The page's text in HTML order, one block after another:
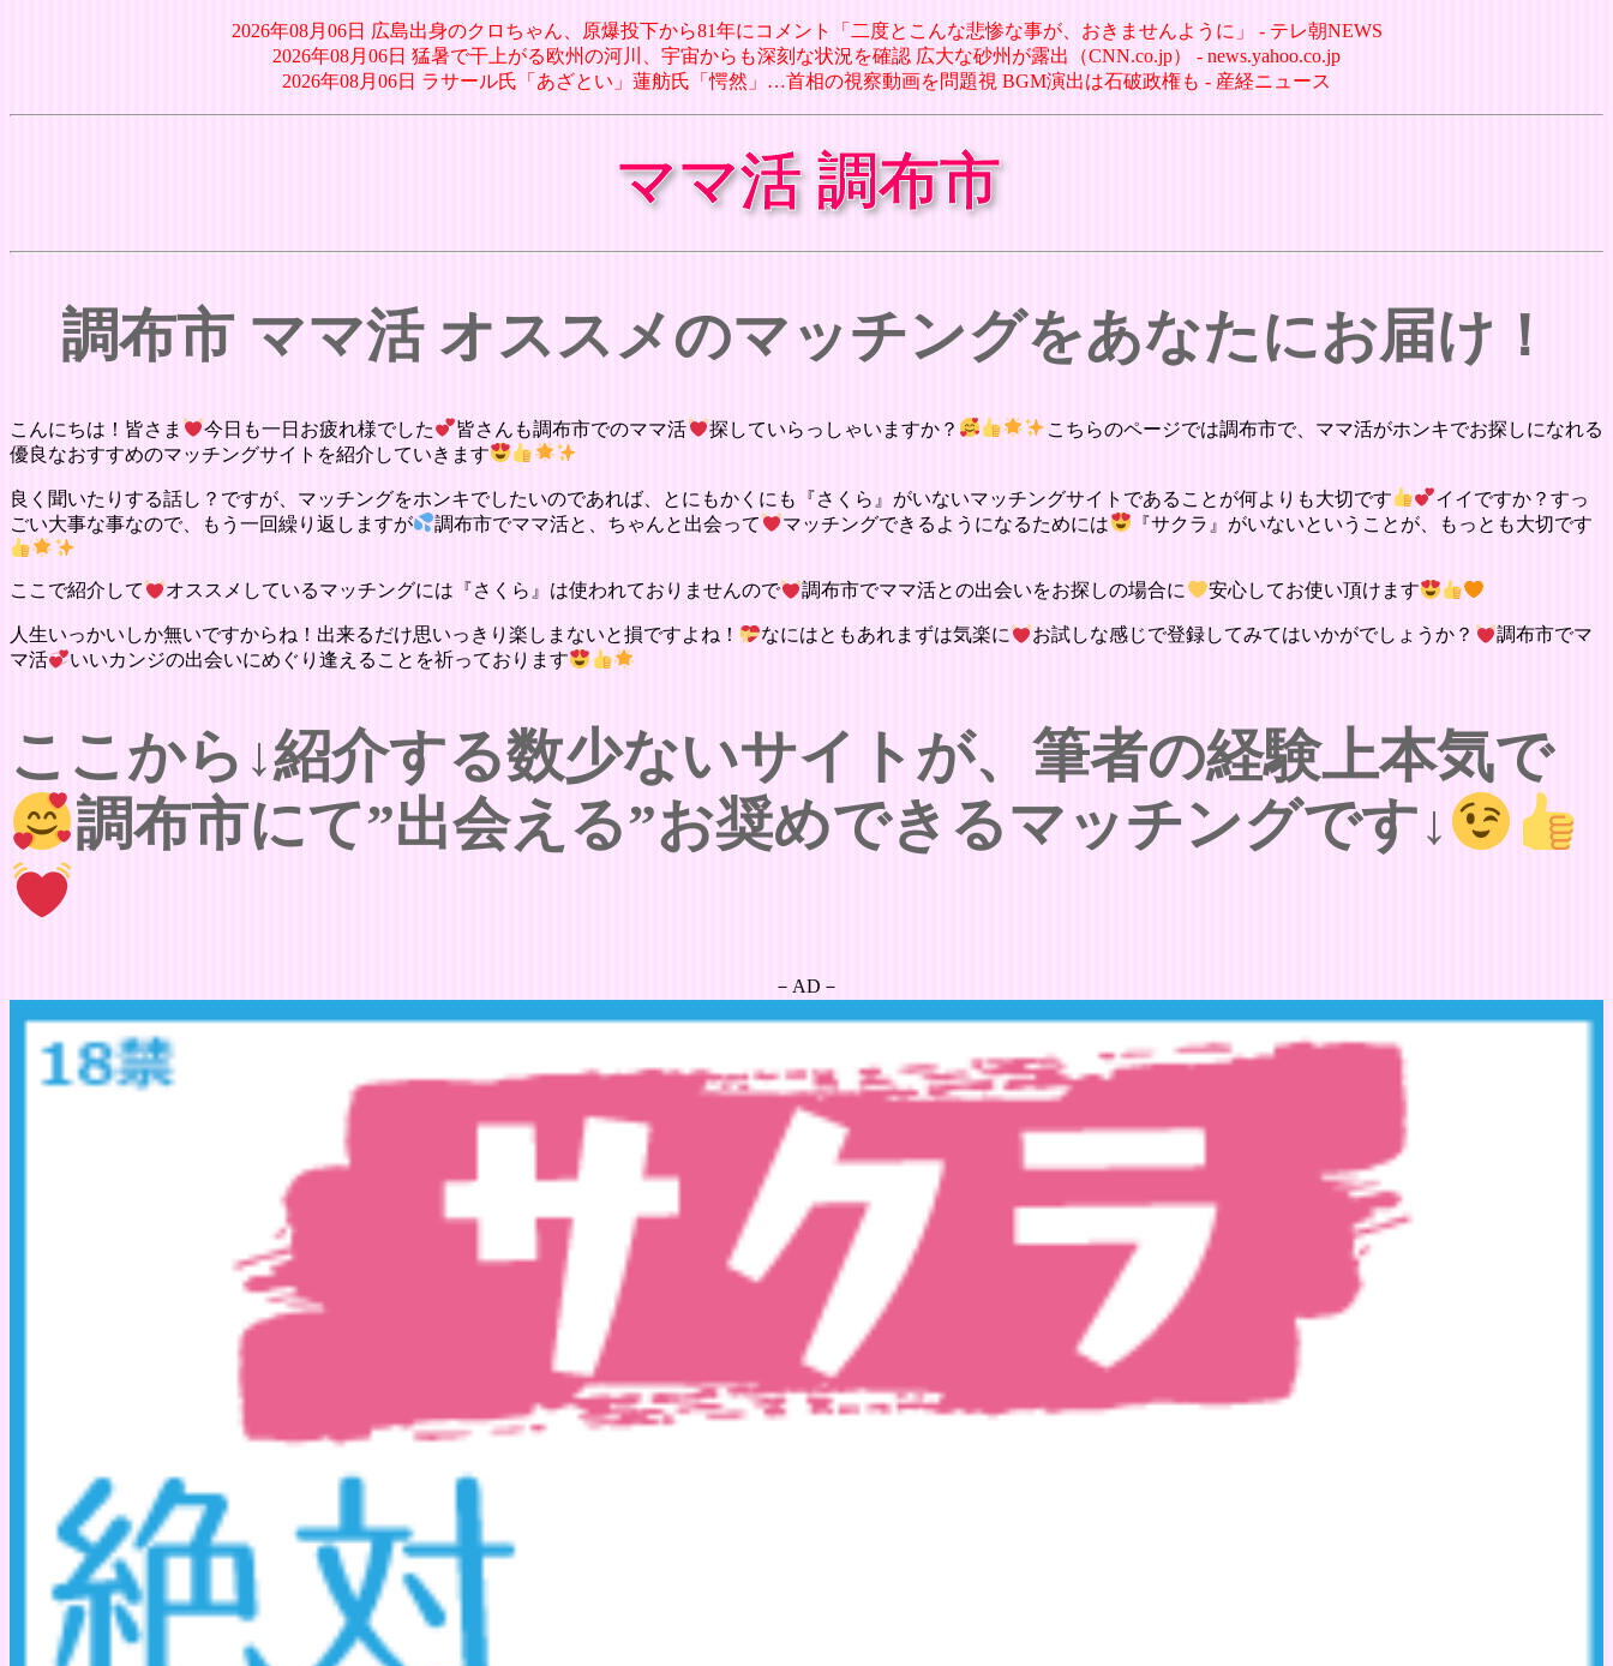
2026年08月06日 広島出身のクロちゃん、原爆投下から81年にコメント「二度とこんな悲惨な事が、おきませんように」 - テレ朝NEWS
2026年08月06日 猛暑で干上がる欧州の河川、宇宙からも深刻な状況を確認 広大な砂州が露出（CNN.co.jp） - news.yahoo.co.jp
2026年08月06日 ラサール氏「あざとい」蓮舫氏「愕然」…首相の視察動画を問題視 BGM演出は石破政権も - 産経ニュース
ママ活 調布市
調布市 ママ活 オススメのマッチングをあなたにお届け！
こんにちは！皆さま 今日も一日お疲れ様でした 皆さんも調布市でのママ活 探していらっしゃいますか？
こちらのページでは調布市で、ママ活がホンキでお探しになれる
優良なおすすめのマッチングサイトを紹介していきます
良く聞いたりする話し？ですが、マッチングをホンキでしたいのであれば、とにもかくにも『さくら』がいないマッチングサイトであることが何よりも大切です
イイですか？すっ
ごい大事な事なので、もう一回繰り返しますが
調布市でママ活と、ちゃんと出会って マッチングできるようになるためには 『サクラ』がいないということが、もっとも大切です
ここで紹介して オススメしているマッチングには『さくら』は使われておりませんので 調布市でママ活との出会いをお探しの場合に 安心してお使い頂けます
人生いっかいしか無いですからね！出来るだけ思いっきり楽しまないと損ですよね！ なにはともあれまずは気楽に お試しな感じで登録してみてはいかがでしょうか？
調布市でマ
マ活
いいカンジの出会いにめぐり逢えることを祈っております
ここから↓紹介する数少ないサイトが、筆者の経験上本気で
調布市にて”出会える”お奨めできるマッチングです↓
－AD－